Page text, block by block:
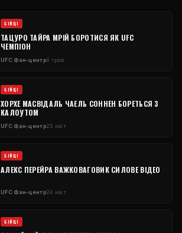
БІЙЦІ
ТАЦУРО ТАЙРА МРІЙ БОРОТИСЯ ЯК UFC
ЧЕМПІОН
UFCФан-центр4 трав
БІЙЦІ
ХОРХЕ МАСВІДАЛЬ ЧАЕЛЬ СОННЕН БОРЕТЬСЯ З
КАЛОУТОМ
UFCФан-центр25 квіт
БІЙЦІ
АЛЕКС ПЕРЕЙРА ВАЖКОВАГОВИК СИЛОВЕ ВІДЕО
UFCФан-центр24 квіт
БІЙЦІ